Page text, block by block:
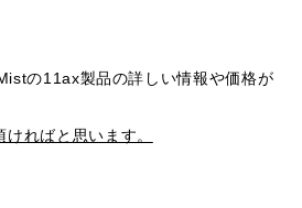
の11ax製品の詳しい情報や価格が
ればと思います。